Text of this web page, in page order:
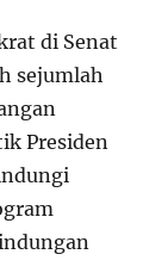
di Senat
sejumlah
Presiden